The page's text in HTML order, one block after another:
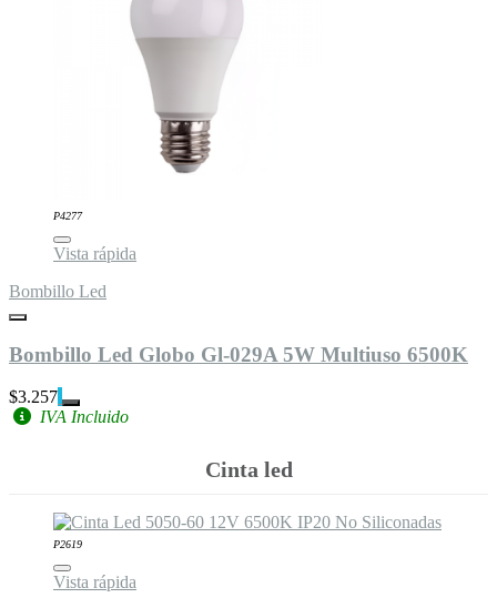
P4277
Vista rápida
Bombillo Led
Bombillo Led Globo Gl-029A 5W Multiuso 6500K
$3.257
IVA Incluido
Cinta led
P2619
Vista rápida